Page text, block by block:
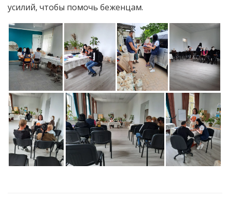
усилий, чтобы помочь беженцам.